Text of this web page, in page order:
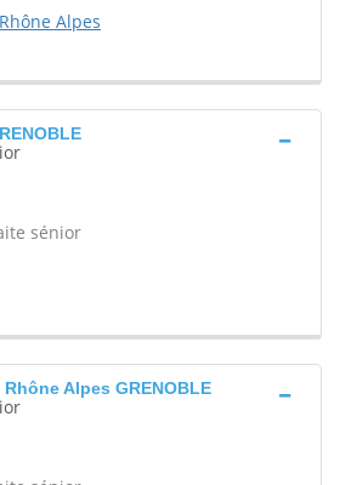
Alpes
sénior
Alpes GRENOBLE